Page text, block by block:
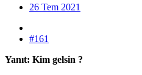
26 Tem 2021
#161
Yanıt: Kim gelsin ?